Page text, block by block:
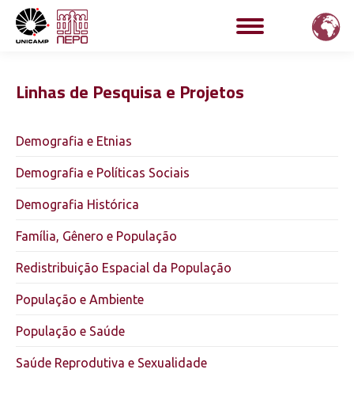
Linhas de Pesquisa e Projetos
Demografia e Etnias
Demografia e Políticas Sociais
Demografia Histórica
Família, Gênero e População
Redistribuição Espacial da População
População e Ambiente
População e Saúde
Saúde Reprodutiva e Sexualidade